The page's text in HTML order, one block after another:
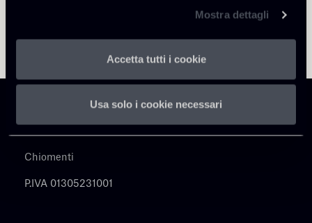
Mostra dettagli
Accetta tutti i cookie
Usa solo i cookie necessari
Chiomenti
P.IVA 01305231001